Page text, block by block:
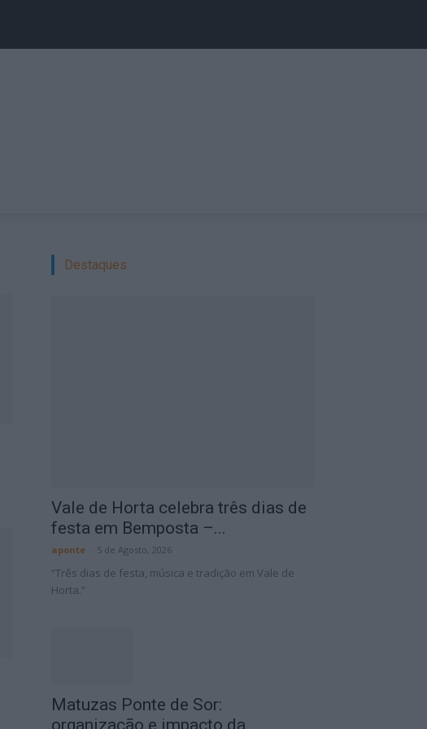
Destaques:
Vale de Horta celebra três dias de
festa em Bemposta –...
aponte 5 de Agosto, 2026
“Três dias de festa, música e tradição em Vale de
Horta.”
Matuzas Ponte de Sor:
organização e impacto da